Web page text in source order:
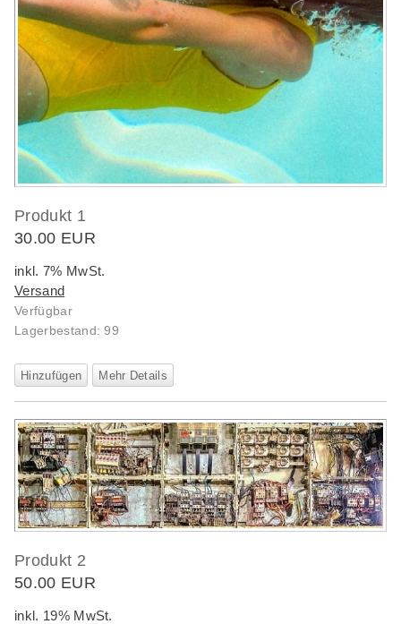
Produkt 1
30.00 EUR
inkl. 7% MwSt.
Versand
Verfügbar
Lagerbestand: 99
Hinzufügen Mehr Details
Produkt 2
50.00 EUR
inkl. 19% MwSt.